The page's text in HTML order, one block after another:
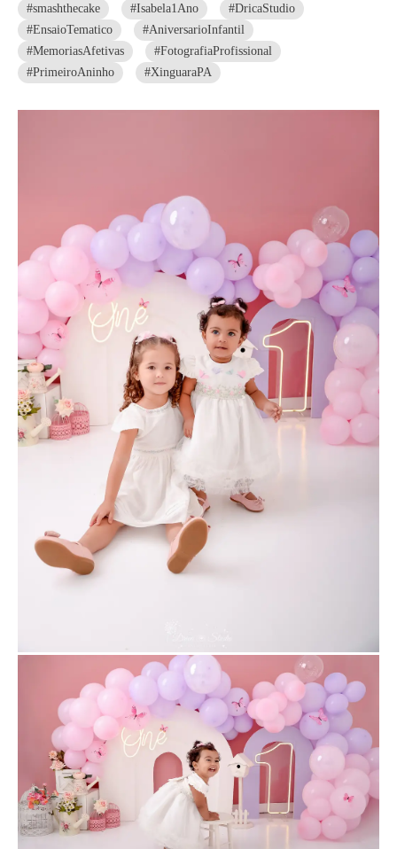
#smashthecake #Isabela1Ano
#DricaStudio
#EnsaioTematico
#AniversarioInfantil
#MemoriasAfetivas
#FotografiaProfissional
#PrimeiroAninho
#XinguaraPA